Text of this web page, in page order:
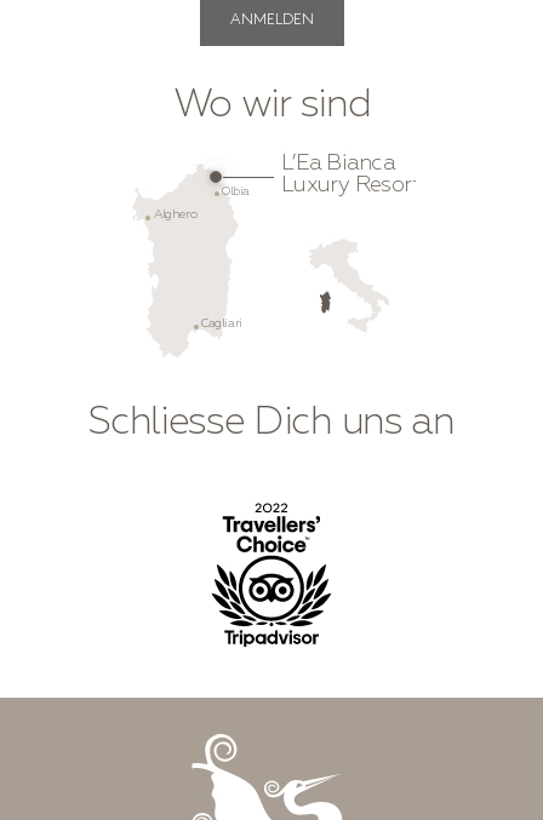
Wo wir sind
Alghero
Cagliari
Olbia
L’Ea Bianca
Luxury Resort
Schliesse Dich uns an